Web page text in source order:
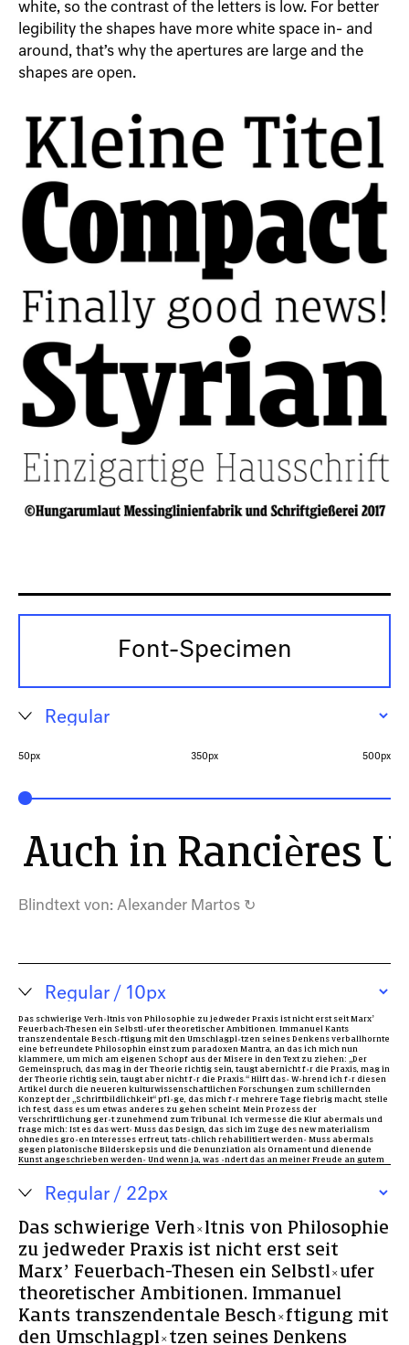
white, so the contrast of the letters is low. For better
legibility the shapes have more white space in- and
around, that’s why the apertures are large and the
shapes are open.
Font-Specimen
50px 350px 500px
Auch in Rancières
Blindtext von: Alexander Martos ↻
Das schwierige Verhältnis von Philosophie zu jedweder Praxis ist nicht erst seit Marx’
Feuerbach-Thesen ein Selbstläufer theoretischer Ambitionen. Immanuel Kants
transzendentale Beschäftigung mit den Umschlagplätzen seines Denkens verballhornte
eine befreundete Philosophin einst zum paradoxen Mantra, an das ich mich nun
klammere, um mich am eigenen Schopf aus der Misere in den Text zu ziehen: „Der
Gemeinspruch, das mag in der Theorie richtig sein, taugt abernicht für die Praxis, mag in
der Theorie richtig sein, taugt aber nicht für die Praxis.“ Hilft das? Während ich für diesen
Artikel durch die neueren kulturwissenschaftlichen Forschungen zum schillernden
Konzept der „Schriftbildlichkeit“ pflüge, das mich für mehrere Tage fiebrig macht, stelle
ich fest, dass es um etwas anderes zu gehen scheint. Mein Prozess der
Verschriftlichung gerät zunehmend zum Tribunal. Ich vermesse die Kluf abermals und
frage mich: Ist es das wert? Muss das Design, das sich im Zuge des new materialism
ohnedies großen Interesses erfreut, tatsächlich rehabilitiert werden? Muss abermals
gegen platonische Bilderskepsis und die Denunziation als Ornament und dienende
Kunst angeschrieben werden? Und wenn ja, was ändert das an meiner Freude an gutem
Design? Nichts, im Gegenteil: Solange das „Ausloten der Kulturtechnik Schrift“3 und die
Schriftkonzepts“4 nicht wirklich die Gestaltung als eine Koproduktion von
bildschriftlichen Ordnungen begreifen, denen stillschweigend ein eigenes Wissen
nicht in meinem ästhetischen Garten rum.
Das schwierige Verhältnis von Philosophie
zu jedweder Praxis ist nicht erst seit
Marx’ Feuerbach-Thesen ein Selbstläufer
theoretischer Ambitionen. Immanuel
Kants transzendentale Beschäftigung mit
den Umschlagplätzen seines Denkens